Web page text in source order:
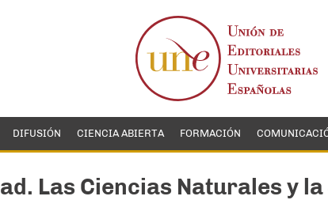
DIFUSIÓN CIENCIA ABIERTA FORMACIÓN
Las Ciencias Naturales y